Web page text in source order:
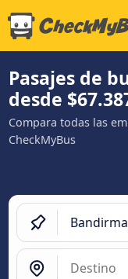
Pasajes de
desde
Compara todas las
CheckMyBus